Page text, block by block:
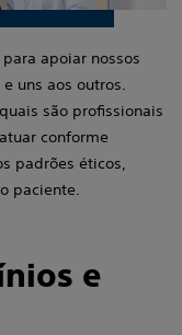
apoiar nossos
uns aos outros.
são profissionais
conforme
padrões éticos,
paciente.
e